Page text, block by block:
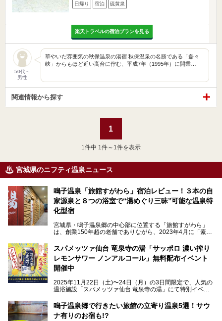
日帰り 宿泊 硫黄泉
楽天トラベルの宿泊プランを見る
50代～
男性
華やいだ雰囲気の秋保温泉の湯宿 秋保温泉の名勝である「磊々
峡」からもほど近い高台に佇む、平成7年（1995年）に開業…
関連情報から探す
1
1 件中 1件～1件を表示
宮城県のニフティ温泉ニュース
鳴子温泉「旅館すがわら」宿泊レビュー！３本の自
家源泉と８つの浴室で“湯めぐり三昧”可能な温泉特
化型宿
宮城県・鳴子温泉郷の中心部に位置する「旅館すがわら」
は、創業150年超の老舗でありながら、2023年4月に「素泊
を利用したサウナも新設され、温泉ファン・サウナ―双方に
注目のスポットです。
特筆すべきは、館内で完結する圧倒的な「湯めぐり」のバリ
エーション。“温泉のデパート”・“東の横綱”と称される鳴子
温泉郷の中でも、3本の異なる自家源泉を使い分けるその実
力は折り紙付き。実際に宿泊した筆者が、“温泉”を中心にそ
の全貌を詳細レビューします！
スパメッツァ仙台 竜泉寺の湯「サッポロ 濃い搾り
レモンサワー ノンアルコール」無料配布イベント
開催中
2025年11月22日（土)〜24日（月）の3日間限定で、人気の
温浴施設「スパメッツァ仙台 竜泉寺の湯」にて特別イベン
「サッポロ 濃い搾りレモンサワー ノンアルコール」を無料
配布します。さらにSNS投稿で「サッポロ 濃い搾りグレフ
ルサワー ノンアルコール」もプレゼント。湯上がりにぴっ
鳴子温泉郷で行きたい旅館の立寄り温泉5選！サウ
ナ有りのお宿も!?